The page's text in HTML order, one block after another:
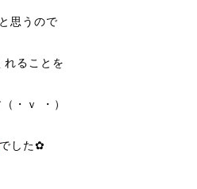
思うので
れることを
・ｖ ・）
でした✿